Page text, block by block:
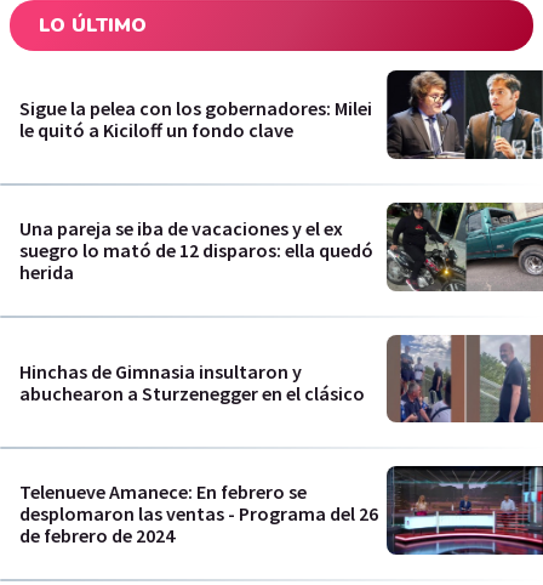
LO ÚLTIMO
Sigue la pelea con los gobernadores: Milei
le quitó a Kiciloff un fondo clave
Una pareja se iba de vacaciones y el ex
suegro lo mató de 12 disparos: ella quedó
herida
Hinchas de Gimnasia insultaron y
abuchearon a Sturzenegger en el clásico
Telenueve Amanece: En febrero se
desplomaron las ventas - Programa del 26
de febrero de 2024